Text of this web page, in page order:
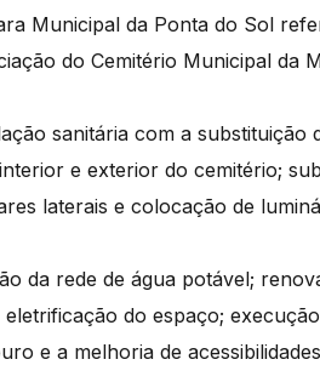
Municipal da Ponta do Sol
do Cemitério Municipal da
sanitária com a substituição
e exterior do cemitério;
laterais e colocação de
da rede de água potável;
do espaço;
e a melhoria de